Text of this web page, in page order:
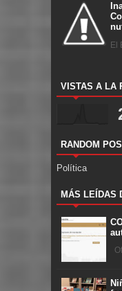
El
VISTAS A LA
RANDOM
Política
MÁS LEÍDAS